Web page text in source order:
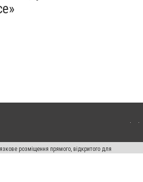
розміщення прямого, відкритого для